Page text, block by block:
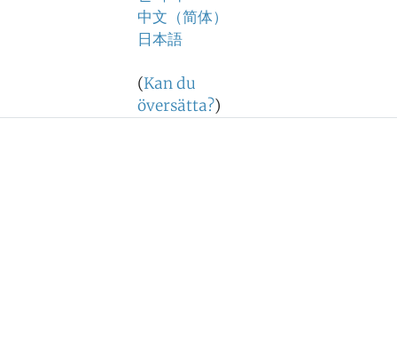
中文（简体）
日本語
(Kan du
översätta?)